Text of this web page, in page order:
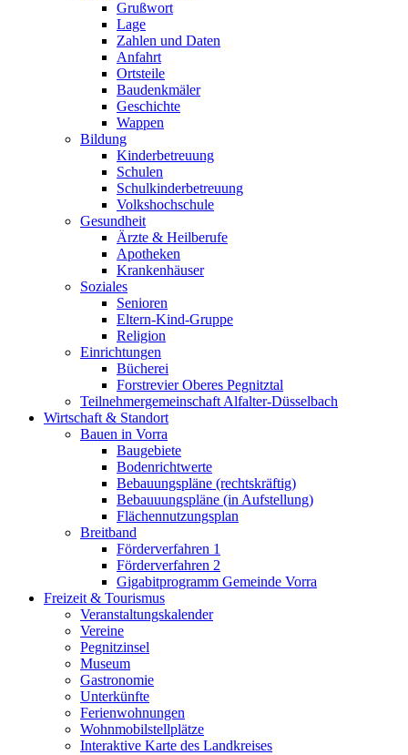
Grußwort
Lage
Zahlen und Daten
Anfahrt
Ortsteile
Baudenkmäler
Geschichte
Wappen
Bildung
Kinderbetreuung
Schulen
Schulkinderbetreuung
Volkshochschule
Gesundheit
Ärzte & Heilberufe
Apotheken
Krankenhäuser
Soziales
Senioren
Eltern-Kind-Gruppe
Religion
Einrichtungen
Bücherei
Forstrevier Oberes Pegnitztal
Teilnehmergemeinschaft Alfalter-Düsselbach
Wirtschaft & Standort
Bauen in Vorra
Baugebiete
Bodenrichtwerte
Bebauungspläne (rechtskräftig)
Bebauuungspläne (in Aufstellung)
Flächennutzungsplan
Breitband
Förderverfahren 1
Förderverfahren 2
Gigabitprogramm Gemeinde Vorra
Freizeit & Tourismus
Veranstaltungskalender
Vereine
Pegnitzinsel
Museum
Gastronomie
Unterkünfte
Ferienwohnungen
Wohnmobilstellplätze
Interaktive Karte des Landkreises